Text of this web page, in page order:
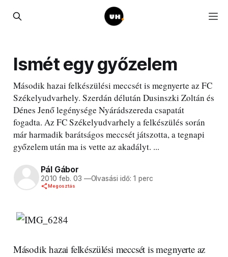
Ismét egy győzelem
Második hazai felkészülési meccsét is megnyerte az FC
Székelyudvarhely. Szerdán délután Dusinszki Zoltán és
Dénes Jenő legénysége Nyárádszereda csapatát
fogadta. Az FC Székelyudvarhely a felkészülés során
már harmadik barátságos meccsét játszotta, a tegnapi
győzelem után ma is vette az akadályt. ...
Pál Gábor
2010 feb. 03 —Olvasási idő: 1 perc
Megosztás
Második hazai felkészülési meccsét is megnyerte az